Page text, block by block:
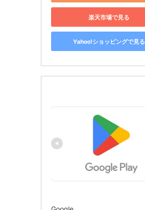
楽天市場で見る
Yahoo!ショッピングで見る